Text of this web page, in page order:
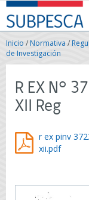
Contenido
principal
SUBPESCA
-
Subsecretaría
de
Pesca
Acuicultura
-
Gobierno
Chile
Inicio /Normativa /
de Investigación
R EX N°
XII Reg
r ex pinv
xii.pdf